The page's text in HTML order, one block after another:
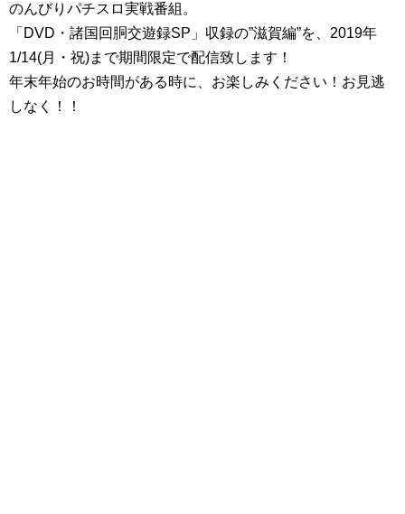
のんびりパチスロ実戦番組。
「DVD・諸国回胴交遊録SP」収録の”滋賀編”を、2019年
1/14(月・祝)まで期間限定で配信致します！
年末年始のお時間がある時に、お楽しみください！お見逃
しなく！！